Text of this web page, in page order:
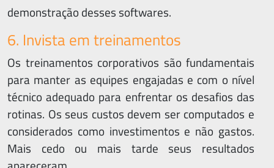
demonstração desses softwares.
6. Invista em treinamentos
Os treinamentos corporativos são fundamentais
para manter as equipes engajadas e com o nível
técnico adequado para enfrentar os desafios das
rotinas. Os seus custos devem ser computados e
considerados como investimentos e não gastos.
Mais cedo ou mais tarde seus resultados